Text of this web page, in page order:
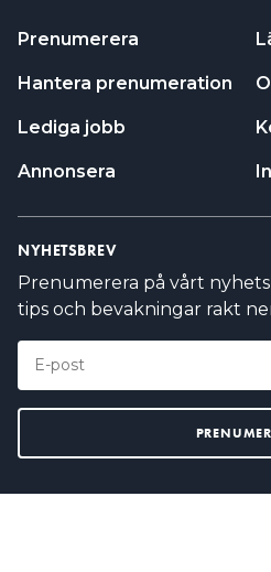
Prenumerera
Hantera prenumeration
Lediga jobb
Annonsera
NYHETSBREV
Prenumerera på vårt
tips och bevakningar rakt